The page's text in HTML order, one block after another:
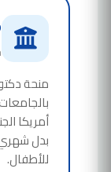
منحة
أمريكا
بدل
للأطفال.